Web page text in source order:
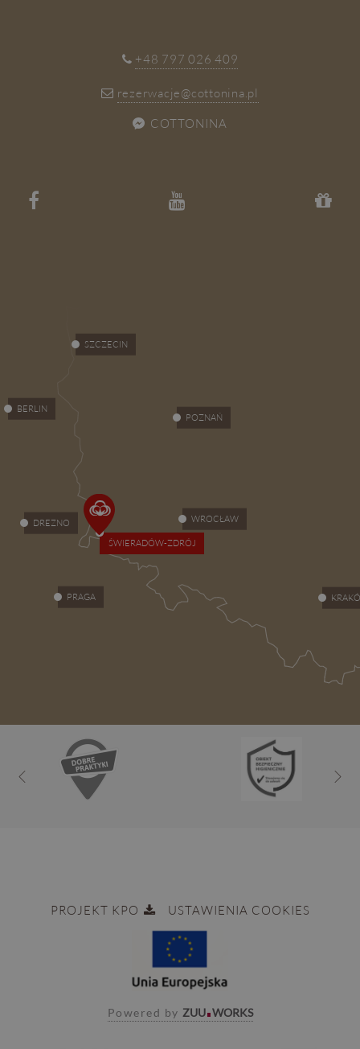
+48 797 026 409
rezerwacje@cottonina.pl
COTTONINA
ŚWIERADÓW-ZDRÓJ
WROCŁAW
POZNAŃ
BERLIN
PRAGA
DREZNO
SZCZECIN
PROJEKT KPO USTAWIENIA COOKIES
Powered by ZUU WORKS